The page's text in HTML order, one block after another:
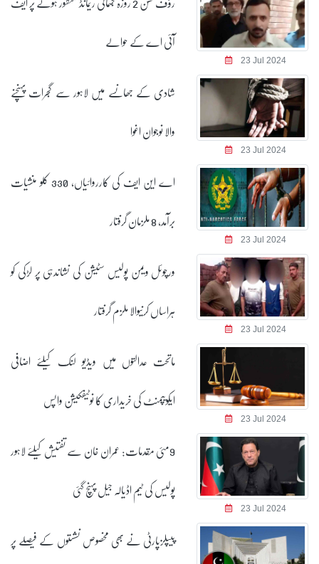
23 Jul 2024
آئی اے کے حوالے
23 Jul 2024
شادی کے جھانسے میں لاہور سے گجرات پہنچنے
والا نوجوان اغوا
23 Jul 2024
اے این ایف کی کارروائیاں، 330 کلو منشیات
برآمد، 8 ملزمان گرفتار
23 Jul 2024
ورچوئل ویمن پولیس سٹیشن کی نشاندہی پر لڑکی کو
ہراساں کرنیوالا ملزم گرفتار
23 Jul 2024
ماتحت عدالتوں میں ویڈیو لنک کیلئے اضافی
ایکویپمنٹ کی خریداری کا نوٹیفکیشن واپس
23 Jul 2024
9مئی مقدمات: عمران خان سے تفتیش کیلئے لاہور
پولیس کی ٹیم اڈیالہ جیل پہنچ گئی
پیپلزپارٹی نے بھی مخصوص نشستوں کے فیصلے پر